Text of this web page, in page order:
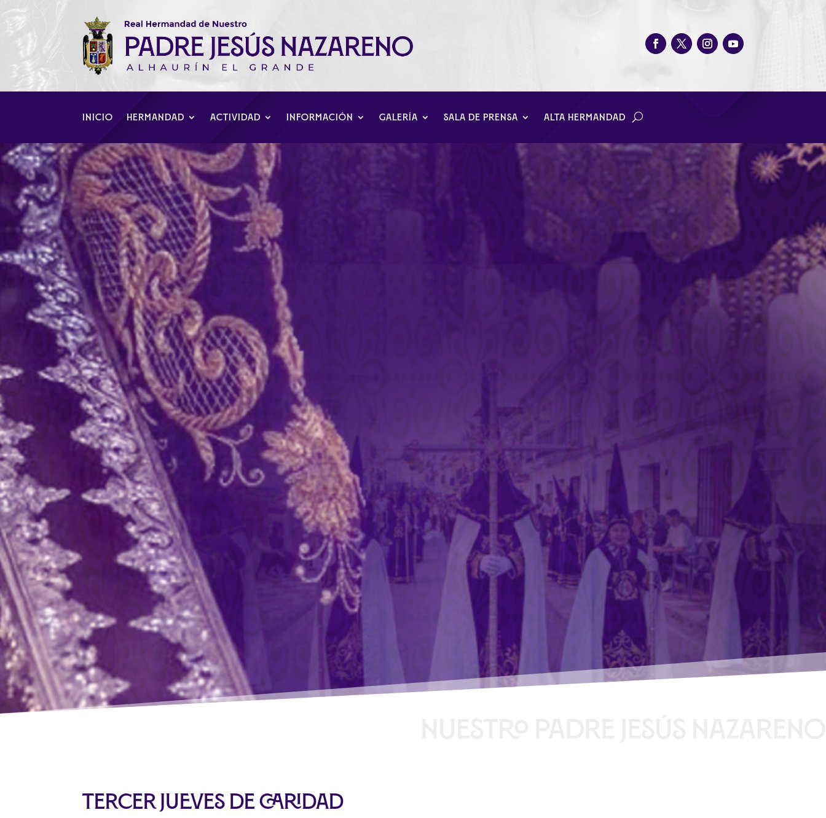
INICIO HERMANDAD ACTIVIDAD INFORMACIÓN GALERÍA SALA DE PRENSA ALTA HERMANDAD
Tercer Jueves de Caridad
Tercer Jueves de Caridad